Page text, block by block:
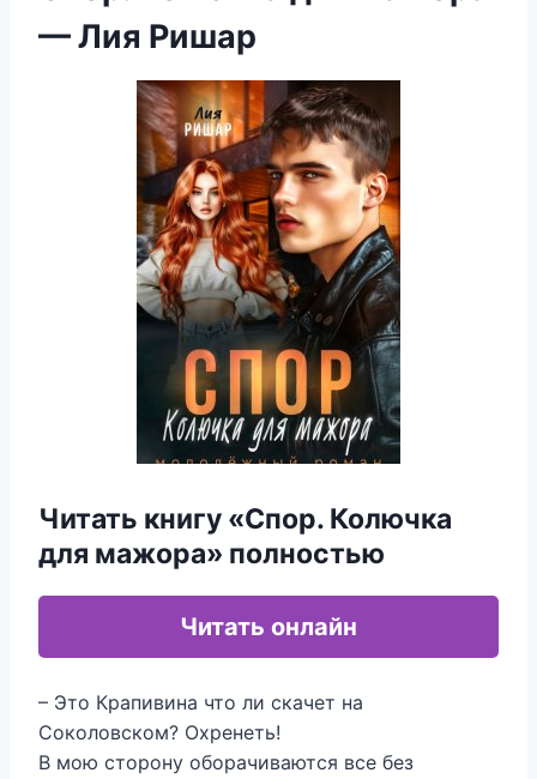
— Лия Ришар
Читать книгу «Спор. Колючка
для мажора» полностью
Читать онлайн
– Это Крапивина что ли скачет на
Соколовском? Охренеть!
В мою сторону оборачиваются все без